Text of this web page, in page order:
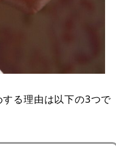
る理由は以下の3つで